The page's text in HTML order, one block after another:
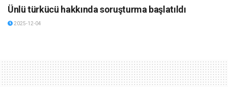
Ünlü türkücü hakkında soruşturma başlatıldı
2025-12-04